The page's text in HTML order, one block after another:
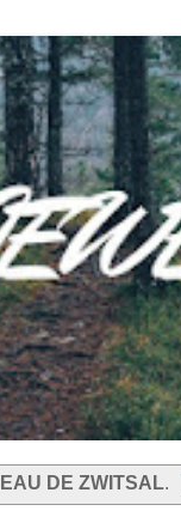
DE ZWITSAL.